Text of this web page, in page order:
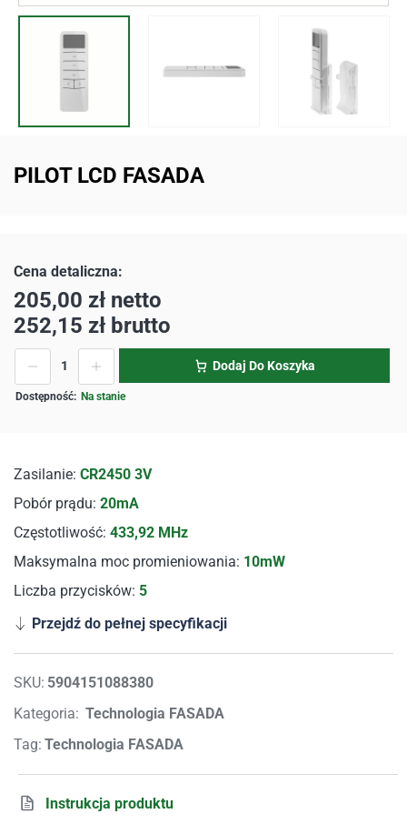
PILOT LCD FASADA
Zasilanie: CR2450 3V
Pobór prądu: 20mA
Częstotliwość: 433,92 MHz
Maksymalna moc promieniowania: 10mW
Liczba przycisków: 5
Przejdź do pełnej specyfikacji
SKU: 5904151088380
Kategoria: Technologia FASADA
Tag: Technologia FASADA
Instrukcja produktu
205,00 zł netto
252,15 zł brutto
Na stanie
Dodaj Do Koszyka